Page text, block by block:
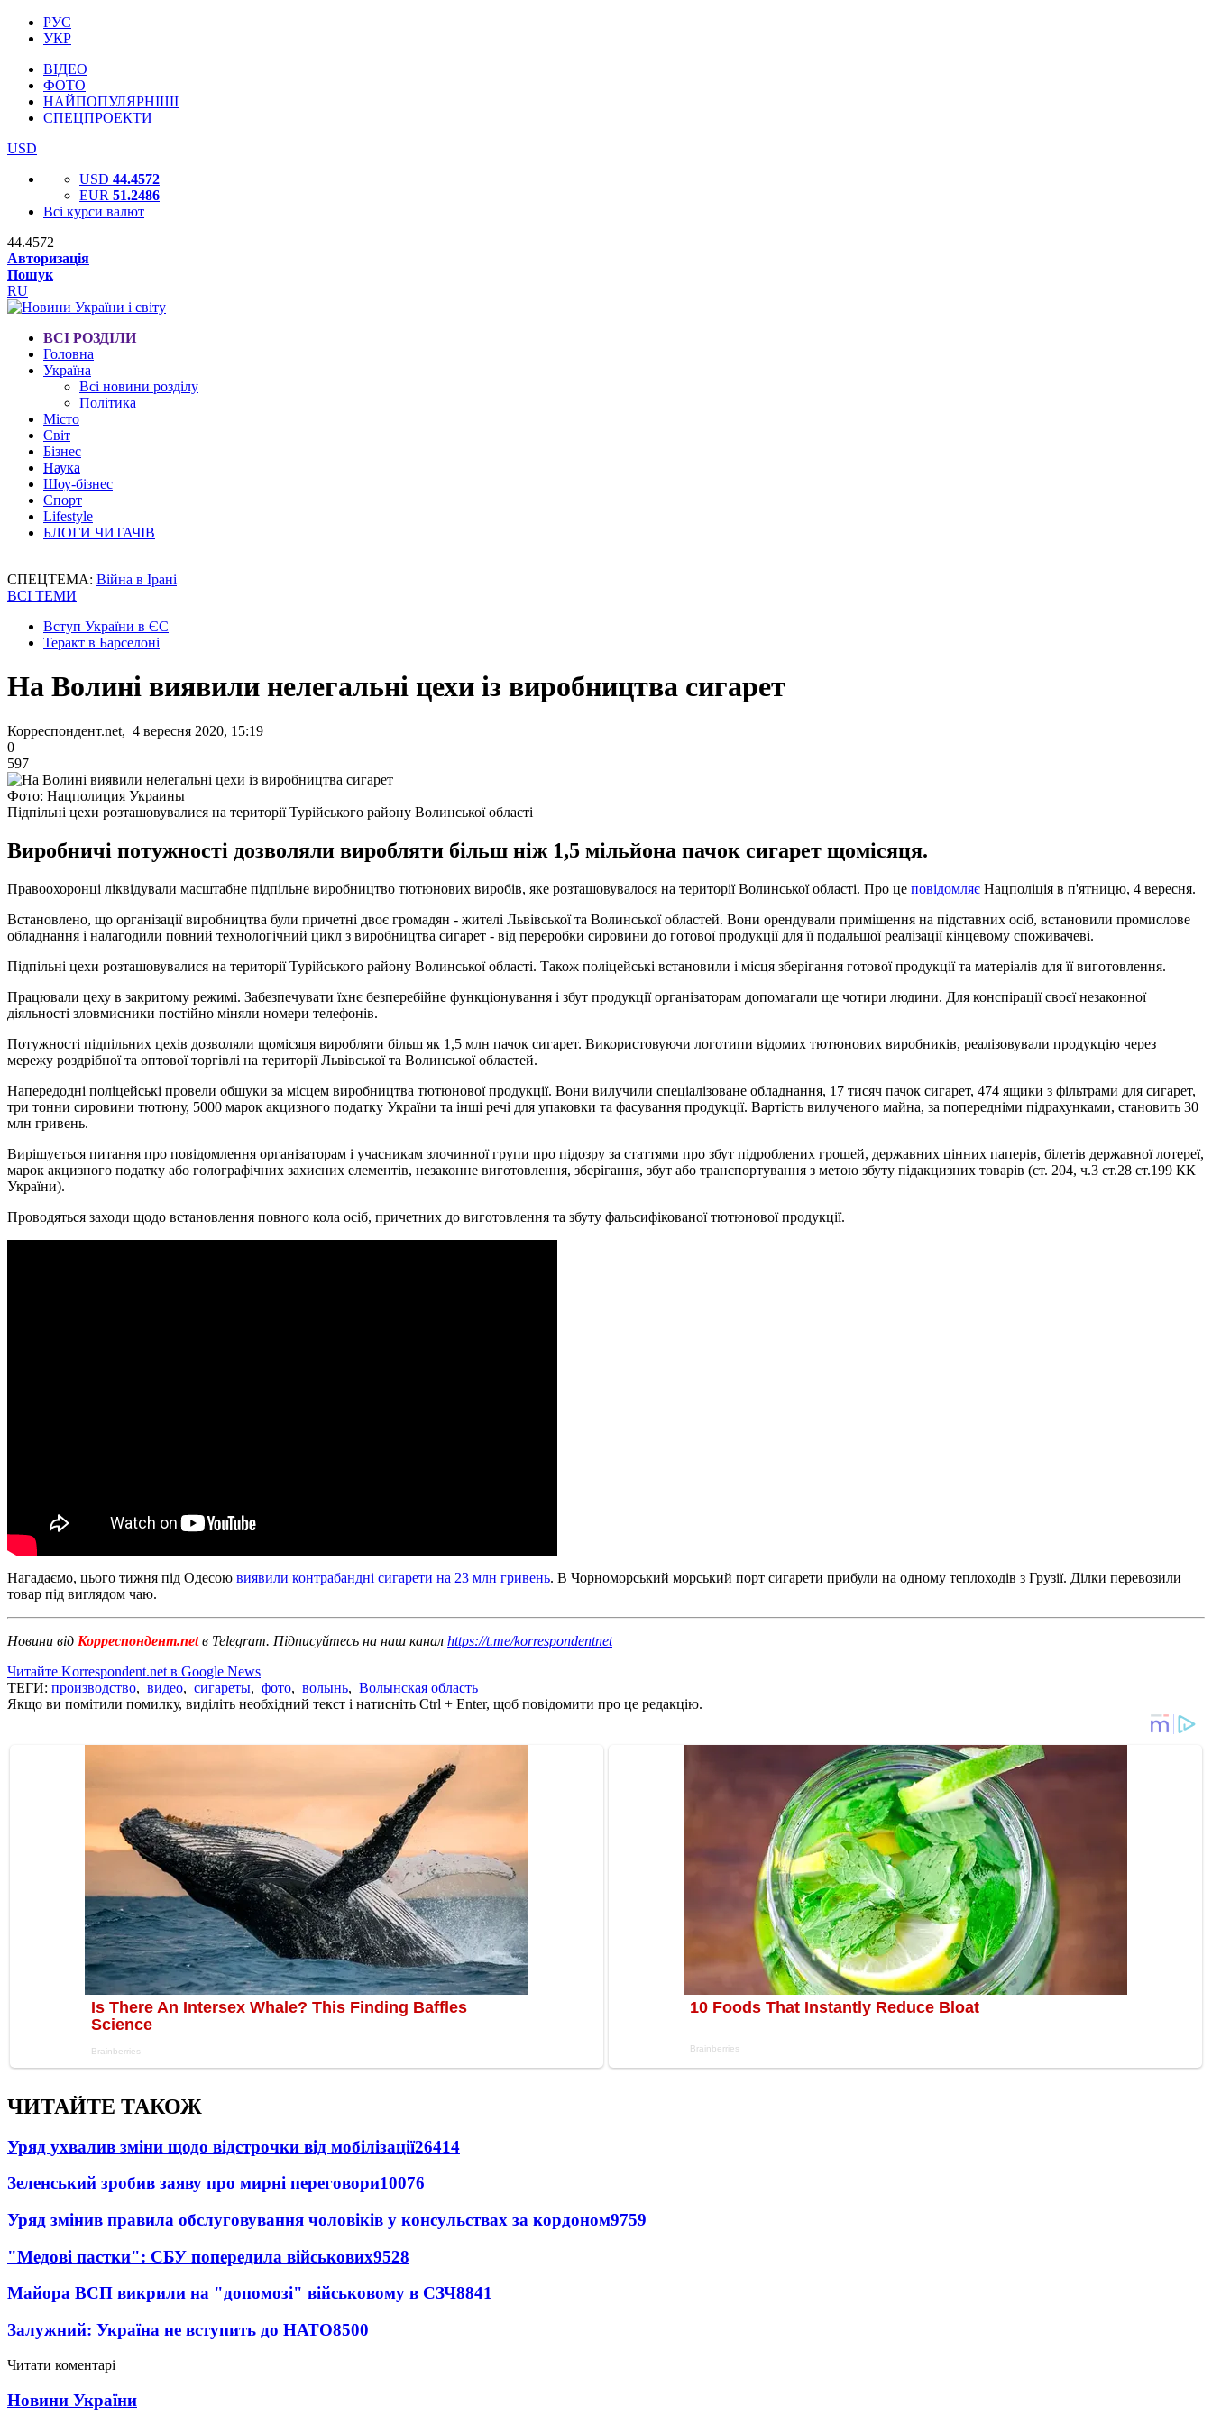
РУС
УКР
ВІДЕО
ФОТО
НАЙПОПУЛЯРНІШІ
СПЕЦПРОЕКТИ
USD
USD 44.4572
EUR 51.2486
Всі курси валют
44.4572
Авторизація
Пошук
RU
ВСІ РОЗДІЛИ
Головна
Україна
Всі новини розділу
Політика
Місто
Світ
Бізнес
Наука
Шоу-бізнес
Спорт
Lifestyle
БЛОГИ ЧИТАЧІВ
СПЕЦТЕМА: Війна в Ірані
ВСІ ТЕМИ
Вступ України в ЄС
Теракт в Барселоні
На Волині виявили нелегальні цехи із виробництва сигарет
Корреспондент.net, 4 вересня 2020, 15:19
0
597
Фото: Нацполиция Украины
Підпільні цехи розташовувалися на території Турійського району Волинської області
Виробничі потужності дозволяли виробляти більш ніж 1,5 мільйона пачок сигарет щомісяця.
Правоохоронці ліквідували масштабне підпільне виробництво тютюнових виробів, яке розташовувалося на території Волинської області. Про це повідомляє Нацполіція в п'ятницю, 4 вересня.
Встановлено, що організації виробництва були причетні двоє громадян - жителі Львівської та Волинської областей. Вони орендували приміщення на підставних осіб, встановили промислове
обладнання і налагодили повний технологічний цикл з виробництва сигарет - від переробки сировини до готової продукції для її подальшої реалізації кінцевому споживачеві.
Підпільні цехи розташовувалися на території Турійського району Волинської області. Також поліцейські встановили і місця зберігання готової продукції та матеріалів для її виготовлення.
Працювали цеху в закритому режимі. Забезпечувати їхнє безперебійне функціонування і збут продукції організаторам допомагали ще чотири людини. Для конспірації своєї незаконної
діяльності зловмисники постійно міняли номери телефонів.
Потужності підпільних цехів дозволяли щомісяця виробляти більш як 1,5 млн пачок сигарет. Використовуючи логотипи відомих тютюнових виробників, реалізовували продукцію через
мережу роздрібної та оптової торгівлі на території Львівської та Волинської областей.
Напередодні поліцейські провели обшуки за місцем виробництва тютюнової продукції. Вони вилучили спеціалізоване обладнання, 17 тисяч пачок сигарет, 474 ящики з фільтрами для сигарет,
три тонни сировини тютюну, 5000 марок акцизного податку України та інші речі для упаковки та фасування продукції. Вартість вилученого майна, за попередніми підрахунками, становить 30
млн гривень.
Вирішується питання про повідомлення організаторам і учасникам злочинної групи про підозру за статтями про збут підроблених грошей, державних цінних паперів, білетів державної лотереї,
марок акцизного податку або голографічних захисних елементів, незаконне виготовлення, зберігання, збут або транспортування з метою збуту підакцизних товарів (ст. 204, ч.3 ст.28 ст.199 КК
України).
Проводяться заходи щодо встановлення повного кола осіб, причетних до виготовлення та збуту фальсифікованої тютюнової продукції.
Нагадаємо, цього тижня під Одесою виявили контрабандні сигарети на 23 млн гривень. В Чорноморський морський порт сигарети прибули на одному теплоходів з Грузії. Ділки перевозили
товар під виглядом чаю.
Новини від Корреспондент.netв Telegram. Підписуйтесь на наш канал https://t.me/korrespondentnet
Читайте Korrespondent.net в Google News
ТЕГИ: производство, видео, сигареты, фото, волынь, Волынская область
Якщо ви помітили помилку, виділіть необхідний текст і натисніть Ctrl + Enter, щоб повідомити про це редакцію.
ЧИТАЙТЕ ТАКОЖ
Уряд ухвалив зміни щодо відстрочки від мобілізації26414
Зеленський зробив заяву про мирні переговори10076
Уряд змінив правила обслуговування чоловіків у консульствах за кордоном9759
"Медові пастки": СБУ попередила військових9528
Майора ВСП викрили на "допомозі" військовому в СЗЧ8841
Залужний: Україна не вступить до НАТО8500
Читати коментарі
Новини України